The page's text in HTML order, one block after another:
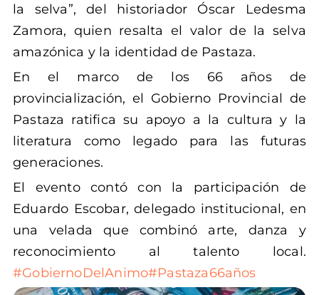
la selva”, del historiador Óscar Ledesma
Zamora, quien resalta el valor de la selva
amazónica y la identidad de Pastaza.
En el marco de los 66 años de
provincialización, el Gobierno Provincial de
Pastaza ratifica su apoyo a la cultura y la
literatura como legado para las futuras
generaciones.
El evento contó con la participación de
Eduardo Escobar, delegado institucional, en
una velada que combinó arte, danza y
reconocimiento al talento local.
#GobiernoDelAnimo#Pastaza66años